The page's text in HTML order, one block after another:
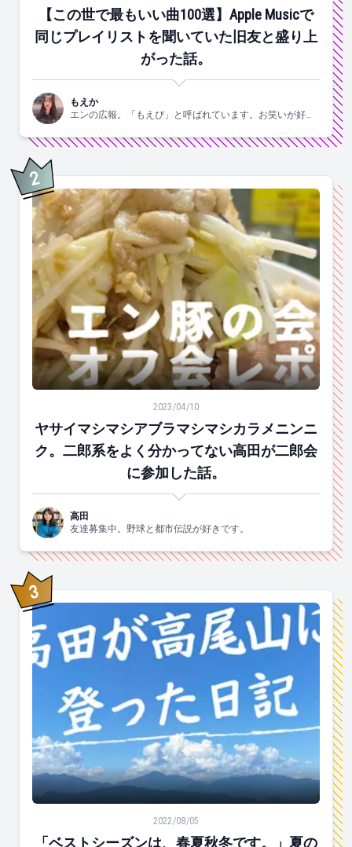
【この世で最もいい曲100選】Apple Musicで
同じプレイリストを聞いていた旧友と盛り上
がった話。
もえか
エンの広報。「もえぴ」と呼ばれています。お笑いが好
2位
ヤサイマシマシアブラマシマシカラメニンニク。二郎
2023/04/10
ヤサイマシマシアブラマシマシカラメニンニ
ク。二郎系をよく分かってない高田が二郎会
に参加した話。
高田
友達募集中。野球と都市伝説が好きです。
3位
「ベストシーズンは、春夏秋冬です。」夏の高尾山に登
2022/08/05
「ベストシーズンは、春夏秋冬です。」夏の